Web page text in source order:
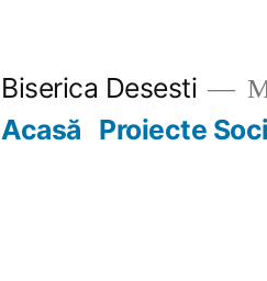
Biserica Desesti
Acasă Proiecte